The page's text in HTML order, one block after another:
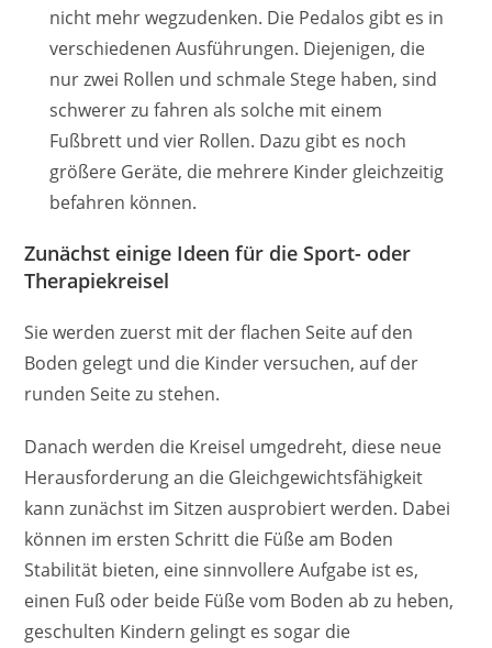
nicht mehr wegzudenken. Die Pedalos gibt es in
verschiedenen Ausführungen. Diejenigen, die
nur zwei Rollen und schmale Stege haben, sind
schwerer zu fahren als solche mit einem
Fußbrett und vier Rollen. Dazu gibt es noch
größere Geräte, die mehrere Kinder gleichzeitig
befahren können.
Zunächst einige Ideen für die Sport- oder
Therapiekreisel
Sie werden zuerst mit der flachen Seite auf den
Boden gelegt und die Kinder versuchen, auf der
runden Seite zu stehen.
Danach werden die Kreisel umgedreht, diese neue
Herausforderung an die Gleichgewichtsfähigkeit
kann zunächst im Sitzen ausprobiert werden. Dabei
können im ersten Schritt die Füße am Boden
Stabilität bieten, eine sinnvollere Aufgabe ist es,
einen Fuß oder beide Füße vom Boden ab zu heben,
geschulten Kindern gelingt es sogar die